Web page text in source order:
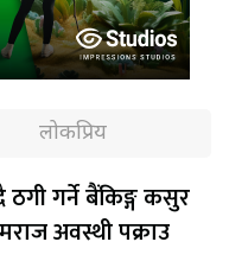
लोकप्रिय
ठगी गर्ने बैंकिङ्ग कसुर
अवस्थी पक्राउ